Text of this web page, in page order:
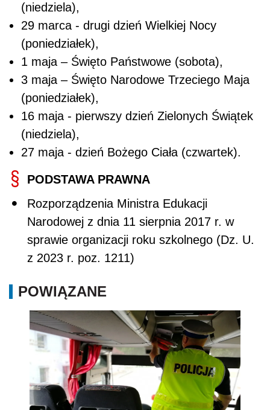
(niedziela),
29 marca - drugi dzień Wielkiej Nocy
(poniedziałek),
1 maja – Święto Państwowe (sobota),
3 maja – Święto Narodowe Trzeciego Maja
(poniedziałek),
16 maja - pierwszy dzień Zielonych Świątek
(niedziela),
27 maja - dzień Bożego Ciała (czwartek).
PODSTAWA PRAWNA
Rozporządzenia Ministra Edukacji
Narodowej z dnia 11 sierpnia 2017 r. w
sprawie organizacji roku szkolnego (Dz. U.
z 2023 r. poz. 1211)
POWIĄZANE